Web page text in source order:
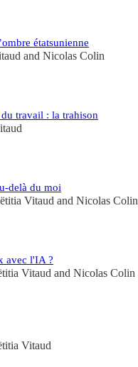
étatsunienne
and Nicolas Colin
travail : la trahison
delà du moi
Vitaud and Nicolas Colin
avec l'IA ?
Vitaud and Nicolas Colin
Vitaud